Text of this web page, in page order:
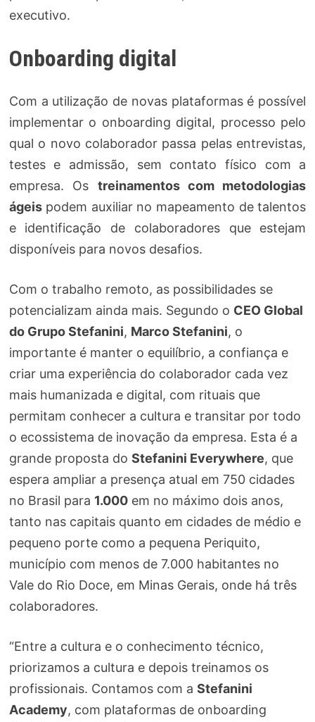
executivo.
Onboarding digital
Com a utilização de novas plataformas é possível
implementar o onboarding digital, processo pelo
qual o novo colaborador passa pelas entrevistas,
testes e admissão, sem contato físico com a
empresa. Os treinamentos com metodologias
ágeispodem auxiliar no mapeamento de talentos
e identificação de colaboradores que estejam
disponíveis para novos desafios.
Com o trabalho remoto, as possibilidades se
potencializam ainda mais. Segundo o CEO Global
do Grupo Stefanini, Marco Stefanini, o
importante é manter o equilíbrio, a confiança e
criar uma experiência do colaborador cada vez
mais humanizada e digital, com rituais que
permitam conhecer a cultura e transitar por todo
o ecossistema de inovação da empresa. Esta é a
grande proposta do Stefanini Everywhere, que
espera ampliar a presença atual em 750 cidades
no Brasil para 1.000em no máximo dois anos,
tanto nas capitais quanto em cidades de médio e
pequeno porte como a pequena Periquito,
município com menos de 7.000 habitantes no
Vale do Rio Doce, em Minas Gerais, onde há três
colaboradores.
“Entre a cultura e o conhecimento técnico,
priorizamos a cultura e depois treinamos os
profissionais. Contamos com a Stefanini
Academy, com plataformas de onboarding